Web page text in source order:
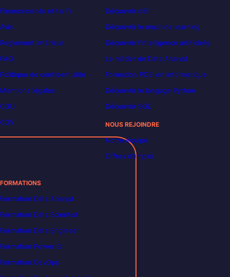
Financements et tarifs
Avis
Règlement intérieur
FAQ
Politique de confidentialité
Mentions légales
CGU
CGV
Découvrir n8n
Découvrir le machine learning
Découvrir l’intelligence artificielle
Le métier de Data Analyst
Formation POEI en informatique
Découvrir le langage Python
Découvrir SQL
NOUS REJOINDRE
Notre équipe
Offres d’emploi
FORMATIONS
Formation Data Analyst
Formation Data Scientist
Formation Data Engineer
Formation Power BI
Formation DevOps